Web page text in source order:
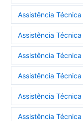
Assistência
Assistência
Assistência
Assistência
Assistência
Assistência